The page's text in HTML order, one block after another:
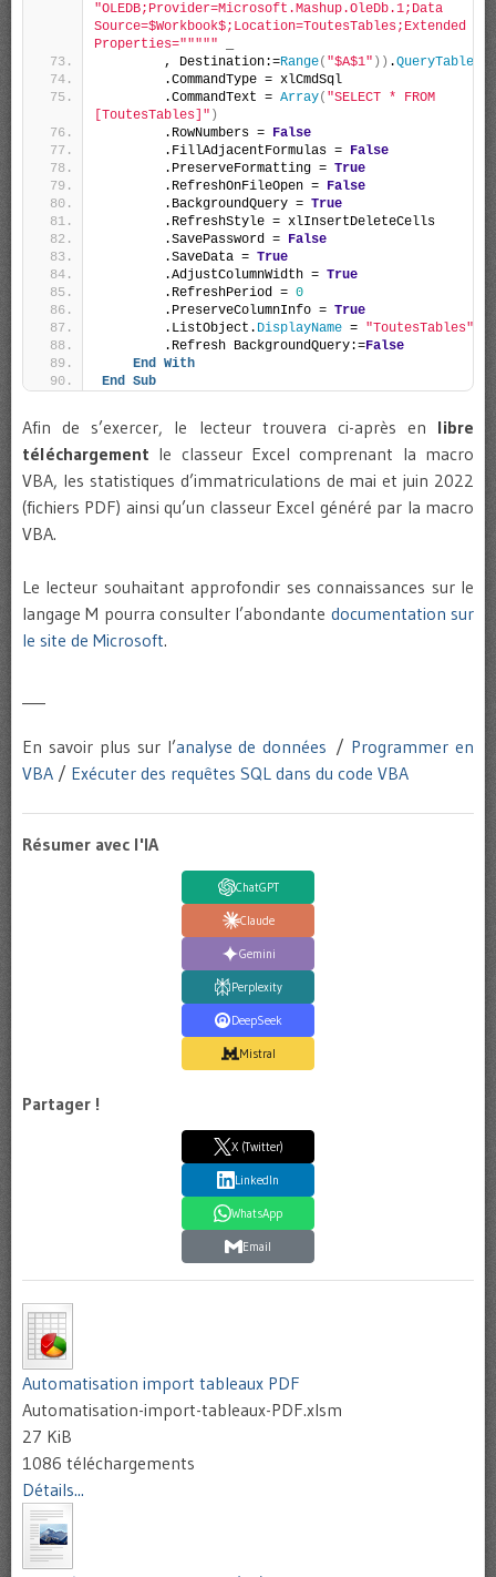
"OLEDB;Provider=Microsoft.Mashup.OleDb.1;Data
Source=$Workbook$;Location=ToutesTables;Extended
Properties="""""
        , Destination:=
Range( "$A$1" )) .QueryTable
        .CommandType = xlCmdSql
        .CommandText =
Array( "SELECT * FROM
[ToutesTables]" )
        .RowNumbers =
False
        .FillAdjacentFormulas =
False
        .PreserveFormatting =
True
        .RefreshOnFileOpen =
False
        .BackgroundQuery =
True
        .RefreshStyle = xlInsertDeleteCells
        .SavePassword =
False
        .SaveData =
True
        .AdjustColumnWidth =
True
        .RefreshPeriod =
0
        .PreserveColumnInfo =
True
        .ListObject.
DisplayName = "ToutesTables"
        .Refresh BackgroundQuery:=
False
End With
End Sub
Afin de s’exercer, le lecteur trouvera ci-après en libre
téléchargement le classeur Excel comprenant la macro
VBA, les statistiques d’immatriculations de mai et juin 2022
(fichiers PDF) ainsi qu’un classeur Excel généré par la macro
VBA.
Le lecteur souhaitant approfondir ses connaissances sur le
langage M pourra consulter l’abondante documentation sur
le site de Microsoft.
En savoir plus sur l’analyse de données / Programmer en
VBA / Exécuter des requêtes SQL dans du code VBA
Résumer avec l'IA
ChatGPT
Claude
Gemini
Perplexity
DeepSeek
Mistral
Partager !
X (Twitter)
LinkedIn
WhatsApp
Email
Automatisation import tableaux PDF
Automatisation-import-tableaux-PDF.xlsm
27 KiB
1086 téléchargements
Détails...